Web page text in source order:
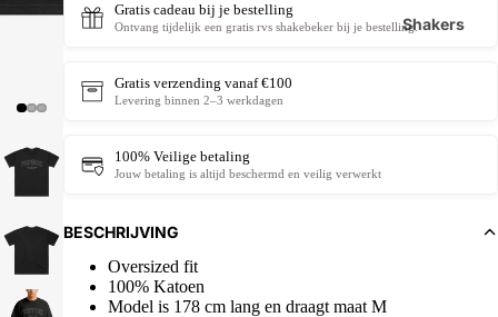
Shakers
Gratis cadeau bij je bestelling
Ontvang tijdelijk een gratis rvs shakebeker bij je bestelling.
Gratis verzending vanaf €100
Levering binnen 2–3 werkdagen
100% Veilige betaling
Jouw betaling is altijd beschermd en veilig verwerkt
BESCHRIJVING
Oversized fit
100% Katoen
Model is 178 cm lang en draagt maat M